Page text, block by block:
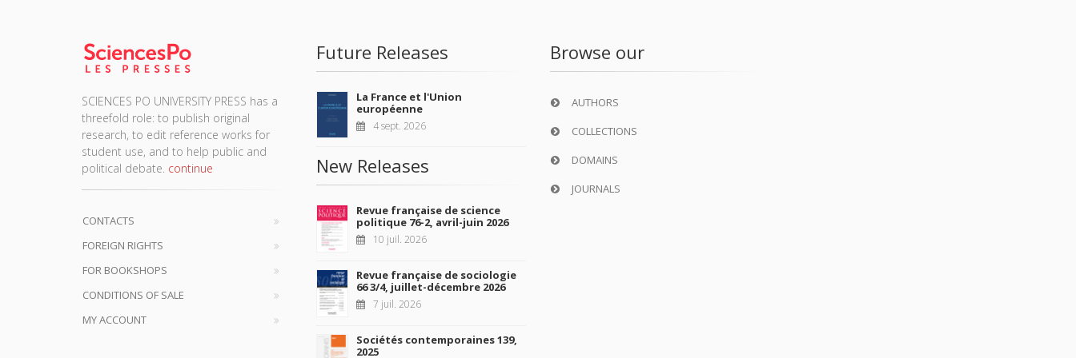
SCIENCES PO UNIVERSITY PRESS has a
threefold role: to publish original
research, to edit reference works for
student use, and to help public and
political debate. continue
CONTACTS
FOREIGN RIGHTS
FOR BOOKSHOPS
CONDITIONS OF SALE
MY ACCOUNT
Future Releases
La France et l'Union
européenne
4 sept. 2026
New Releases
Revue française de science
politique 76-2, avril-juin 2026
10 juil. 2026
Revue française de sociologie
66 3/4, juillet-décembre 2026
7 juil. 2026
Sociétés contemporaines 139,
2025
Browse our
AUTHORS
COLLECTIONS
DOMAINS
JOURNALS